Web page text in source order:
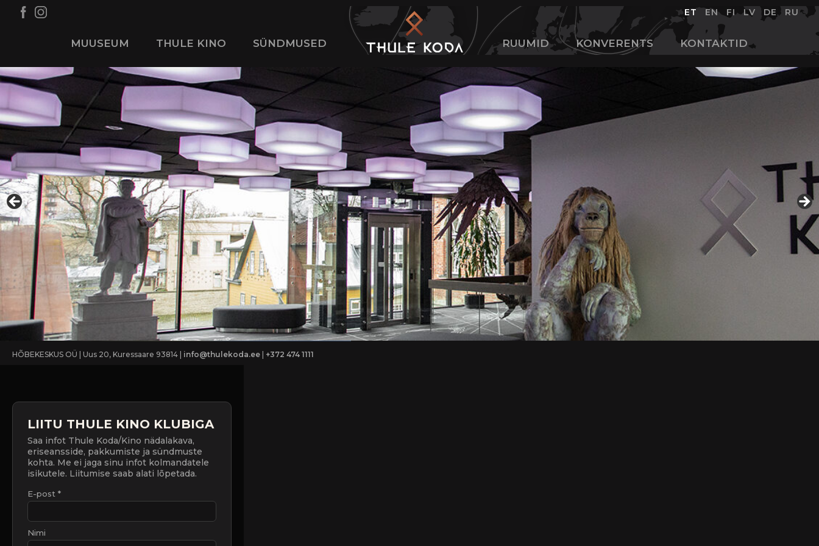
ET EN FI LV DE RU
MUUSEUM THULE KINO SÜNDMUSED RUUMID KONVERENTS KONTAKTID
HÕBEKESKUS OÜ | Uus 20, Kuressaare 93814 | info@thulekoda.ee | +372 474 1111
LIITU THULE KINO KLUBIGA
Saa infot Thule Koda/Kino nädalakava,
eriseansside, pakkumiste ja sündmuste
kohta. Me ei jaga sinu infot kolmandatele
isikutele. Liitumise saab alati lõpetada.
E-post *
Nimi